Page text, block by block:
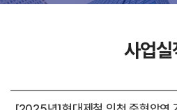
사업실